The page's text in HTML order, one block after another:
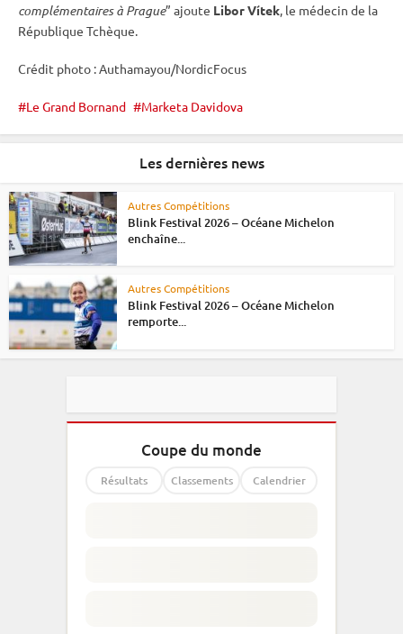
complémentaires à Prague” ajoute Libor Vítek, le médecin de la
République Tchèque.
Crédit photo : Authamayou/NordicFocus
Le Grand Bornand Marketa Davidova
Les dernières news
Autres Compétitions
Blink Festival 2026 – Océane Michelon
enchaîne...
Autres Compétitions
Blink Festival 2026 – Océane Michelon
remporte...
Coupe du monde
Résultats Classements Calendrier